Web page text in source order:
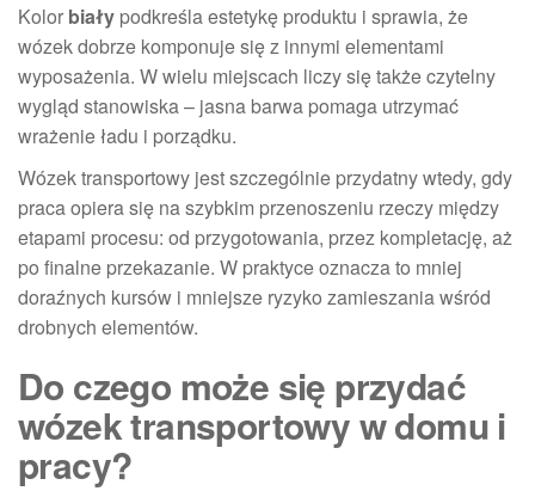
Kolor biały podkreśla estetykę produktu i sprawia, że
wózek dobrze komponuje się z innymi elementami
wyposażenia. W wielu miejscach liczy się także czytelny
wygląd stanowiska – jasna barwa pomaga utrzymać
wrażenie ładu i porządku.
Wózek transportowy jest szczególnie przydatny wtedy, gdy
praca opiera się na szybkim przenoszeniu rzeczy między
etapami procesu: od przygotowania, przez kompletację, aż
po finalne przekazanie. W praktyce oznacza to mniej
doraźnych kursów i mniejsze ryzyko zamieszania wśród
drobnych elementów.
Do czego może się przydać
wózek transportowy w domu i
pracy?